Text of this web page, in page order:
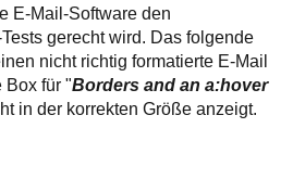
E-Mail-Software den
gerecht wird. Das folgende
nicht richtig formatierte E-Mail
Box für "Borders and an a:hover
in der korrekten Größe anzeigt.